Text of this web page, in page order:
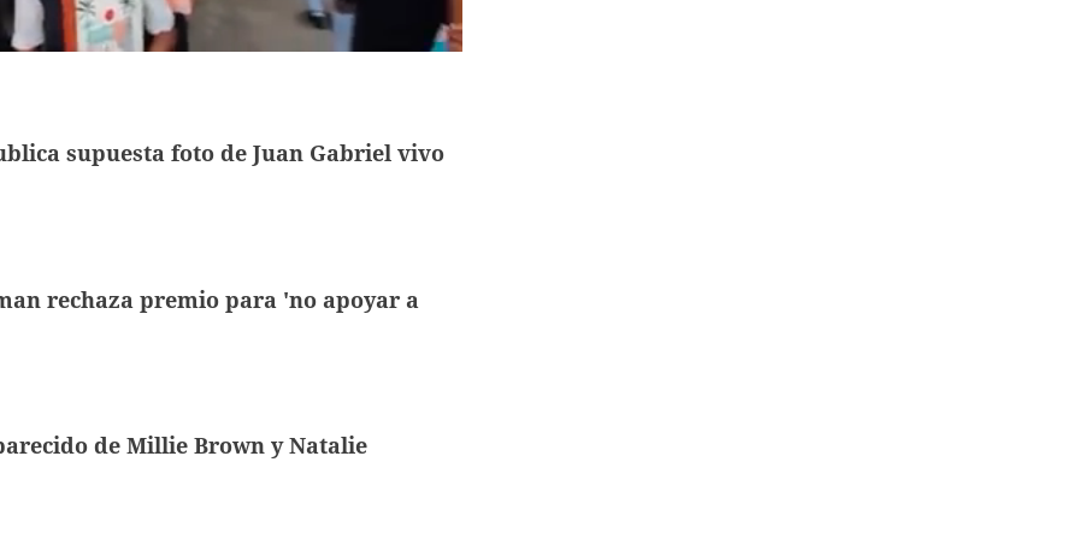
supuesta foto de Juan Gabriel vivo
rechaza premio para 'no apoyar a
de Millie Brown y Natalie